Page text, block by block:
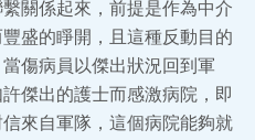
關係起來，前提是作為中介
盛的睜開，且這種反動目的
傷病員以傑出狀況回到軍
傑出的護士而感激病院，即
來自軍隊，這個病院能夠就